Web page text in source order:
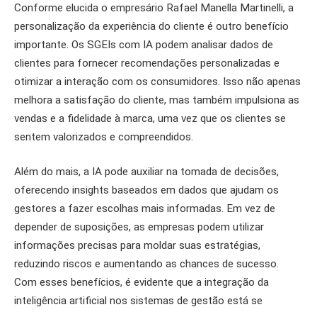
Conforme elucida o empresário Rafael Manella Martinelli, a
personalização da experiência do cliente é outro benefício
importante. Os SGEIs com IA podem analisar dados de
clientes para fornecer recomendações personalizadas e
otimizar a interação com os consumidores. Isso não apenas
melhora a satisfação do cliente, mas também impulsiona as
vendas e a fidelidade à marca, uma vez que os clientes se
sentem valorizados e compreendidos.
Além do mais, a IA pode auxiliar na tomada de decisões,
oferecendo insights baseados em dados que ajudam os
gestores a fazer escolhas mais informadas. Em vez de
depender de suposições, as empresas podem utilizar
informações precisas para moldar suas estratégias,
reduzindo riscos e aumentando as chances de sucesso.
Com esses benefícios, é evidente que a integração da
inteligência artificial nos sistemas de gestão está se